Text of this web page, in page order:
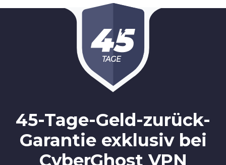
45-Tage-Geld-zurück-
Garantie exklusiv bei
CyberGhost VPN
TAGE